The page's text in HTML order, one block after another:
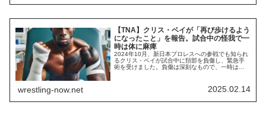
【TNA】クリス・ベイが「再び歩けるよう
になったこと」を報告。試合中の怪我で一
時は体に麻痺
2024年10月、新日本プロレスへの参戦でも知られ
るクリス・ベイが試合中に頚部を負傷し、緊急手
術を受けました。負傷は深刻なもので、一時は体
に向けて懸命に重ねた努力は実りつつあります。
今日、彼はSNSで「再び立ち上がり、歩行できる
wrestling-now.net 2025.02.14